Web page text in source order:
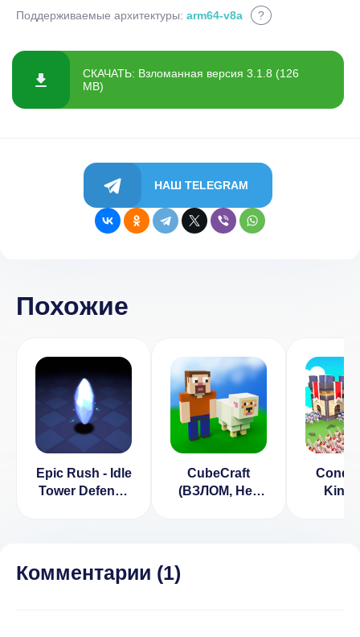
Поддерживаемые архитектуры: arm64-v8a ?
СКАЧАТЬ: Взломанная версия 3.1.8 (126
MB)
НАШ TELEGRAM
Похожие
Epic Rush - Idle
Tower Defense
CubeCraft
(ВЗЛОМ, Нет
Комментарии (1)